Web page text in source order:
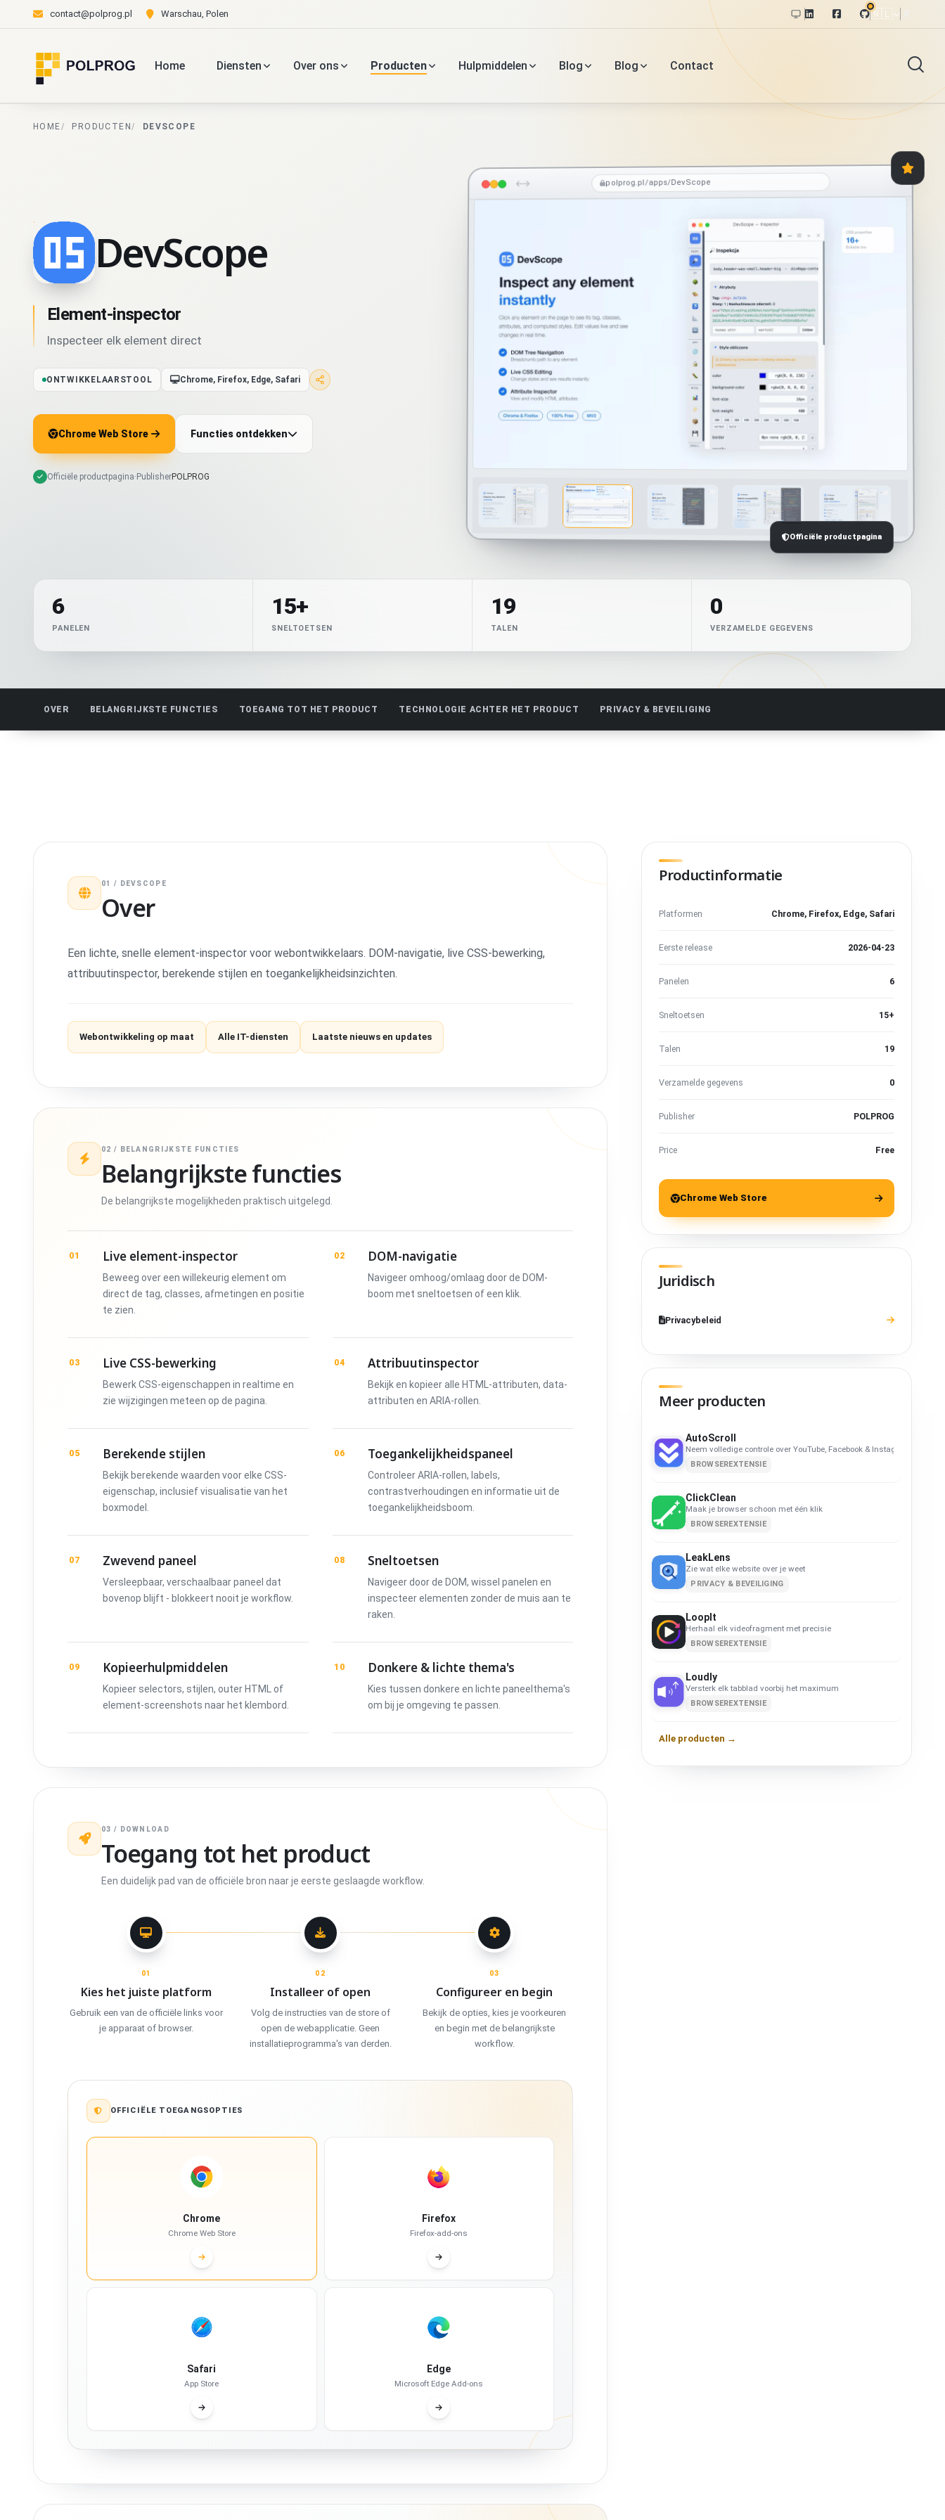
contact@polprog.pl Warschau, Polen 🇳🇱
Home Diensten Over ons Producten Hulpmiddelen Blog Blog Contact
HOME PRODUCTEN DEVSCOPE
DevScope
Element-inspector
Inspecteer elk element direct
ONTWIKKELAARSTOOL Chrome, Firefox, Edge, Safari
Chrome Web Store Functies ontdekken
Officiële productpagina· PublisherPOLPROG
polprog.pl/apps/DevScope
Officiële productpagina
6
PANELEN
15+
SNELTOETSEN
19
TALEN
0
VERZAMELDE GEGEVENS
OVER BELANGRIJKSTE FUNCTIES TOEGANG TOT HET PRODUCT TECHNOLOGIE ACHTER HET PRODUCT PRIVACY & BEVEILIGING
01 / DEVSCOPE
Over
Een lichte, snelle element-inspector voor webontwikkelaars. DOM-navigatie, live CSS-bewerking,
attribuutinspector, berekende stijlen en toegankelijkheidsinzichten.
Webontwikkeling op maat Alle IT-diensten Laatste nieuws en updates
02 / BELANGRIJKSTE FUNCTIES
Belangrijkste functies
De belangrijkste mogelijkheden praktisch uitgelegd.
01 Live element-inspector
Beweeg over een willekeurig element om
direct de tag, classes, afmetingen en positie
te zien.
02 DOM-navigatie
Navigeer omhoog/omlaag door de DOM-
boom met sneltoetsen of een klik.
03 Live CSS-bewerking
Bewerk CSS-eigenschappen in realtime en
zie wijzigingen meteen op de pagina.
04 Attribuutinspector
Bekijk en kopieer alle HTML-attributen, data-
attributen en ARIA-rollen.
05 Berekende stijlen
Bekijk berekende waarden voor elke CSS-
eigenschap, inclusief visualisatie van het
boxmodel.
06 Toegankelijkheidspaneel
Controleer ARIA-rollen, labels,
contrastverhoudingen en informatie uit de
toegankelijkheidsboom.
07 Zwevend paneel
Versleepbaar, verschaalbaar paneel dat
bovenop blijft - blokkeert nooit je workflow.
08 Sneltoetsen
Navigeer door de DOM, wissel panelen en
inspecteer elementen zonder de muis aan te
raken.
09 Kopieerhulpmiddelen
Kopieer selectors, stijlen, outer HTML of
element-screenshots naar het klembord.
10 Donkere & lichte thema's
Kies tussen donkere en lichte paneelthema's
om bij je omgeving te passen.
03 / DOWNLOAD
Toegang tot het product
Een duidelijk pad van de officiële bron naar je eerste geslaagde workflow.
01
Kies het juiste platform
Gebruik een van de officiële links voor
je apparaat of browser.
02
Installeer of open
Volg de instructies van de store of
open de webapplicatie. Geen
installatieprogramma's van derden.
03
Configureer en begin
Bekijk de opties, kies je voorkeuren
en begin met de belangrijkste
workflow.
OFFICIËLE TOEGANGSOPTIES
Chrome
Chrome Web Store
Firefox
Firefox-add-ons
Safari
App Store
Edge
Microsoft Edge Add-ons
Productinformatie
Platformen Chrome, Firefox, Edge, Safari
Eerste release 2026-04-23
Panelen 6
Sneltoetsen 15+
Talen 19
Verzamelde gegevens 0
Publisher POLPROG
Price Free
Chrome Web Store
Juridisch
Privacybeleid
Meer producten
AutoScroll
Neem volledige controle over YouTube, Facebook & Instagram
BROWSEREXTENSIE
ClickClean
Maak je browser schoon met één klik
BROWSEREXTENSIE
LeakLens
Zie wat elke website over je weet
PRIVACY & BEVEILIGING
LoopIt
Herhaal elk videofragment met precisie
BROWSEREXTENSIE
Loudly
Versterk elk tabblad voorbij het maximum
BROWSEREXTENSIE
Alle producten →